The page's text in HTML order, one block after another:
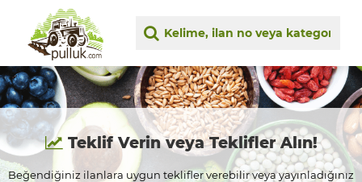
Teklif Verin veya Teklifler Alın!
Beğendiğiniz ilanlara uygun teklifler verebilir veya yayınladığınız